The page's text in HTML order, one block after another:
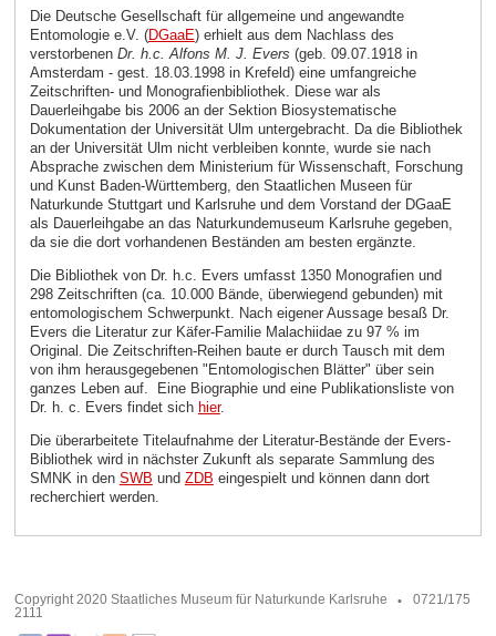
Die Deutsche Gesellschaft für allgemeine und angewandte
Entomologie e.V. (DGaaE)erhielt aus dem Nachlass des
verstorbenen Dr. h.c. Alfons M. J. Evers (geb. 09.07.1918 in
Amsterdam - gest. 18.03.1998 in Krefeld) eine umfangreiche
Zeitschriften- und Monografienbibliothek. Diese war als
Dauerleihgabe bis 2006 an der Sektion Biosystematische
Dokumentation der Universität Ulm untergebracht. Da die Bibliothek
an der Universität Ulm nicht verbleiben konnte, wurde sie nach
Absprache zwischen dem Ministerium für Wissenschaft, Forschung
und Kunst Baden-Württemberg, den Staatlichen Museen für
Naturkunde Stuttgart und Karlsruhe und dem Vorstand der DGaaE
als Dauerleihgabe an das Naturkundemuseum Karlsruhe gegeben,
da sie die dort vorhandenen Beständen am besten ergänzte.
Die Bibliothek von Dr. h.c. Evers umfasst 1350 Monografien und
298 Zeitschriften (ca. 10.000 Bände, überwiegend gebunden) mit
entomologischem Schwerpunkt. Nach eigener Aussage besaß Dr.
Evers die Literatur zur Käfer-Familie Malachiidae zu 97 % im
Original. Die Zeitschriften-Reihen baute er durch Tausch mit dem
von ihm herausgegebenen "Entomologischen Blätter" über sein
ganzes Leben auf. Eine Biographie und eine Publikationsliste von
Dr. h. c. Evers findet sich hier.
Die überarbeitete Titelaufnahme der Literatur-Bestände der Evers-
Bibliothek wird in nächster Zukunft als separate Sammlung des
SMNK in den SWB und ZDB eingespielt und können dann dort
recherchiert werden.
Copyright 2020 Staatliches Museum für Naturkunde Karlsruhe
0721/175
2111